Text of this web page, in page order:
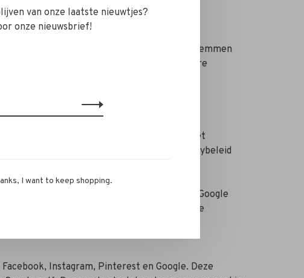
van belasting. Btw niet toepasselijk
dit enkel en alleen om de site beter af te stemmen
het surfgedrag van de bezoeker op andere
ontvangt wanneer een cookie
functie van uw internetbrowser.
De aldus verkregen informatie wordt, met
in de Verenigde Staten. Lees het privacybeleid
website aan ons te kunnen verstrekken. Google
deze derden de informatie namens Google
Instagram, Pinterest en Google. Deze
van onze laatste nieuwtjes?
onze nieuwsbrief!
I want to keep shopping.